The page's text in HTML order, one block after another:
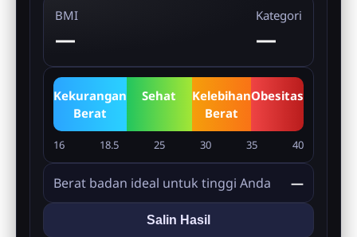
BMI
—
Kategori
—
Kekurangan
Berat
Sehat
Kelebihan
Berat
Obesitas
16 18.5 25 30 35 40
Berat badan ideal untuk tinggi Anda —
Salin Hasil